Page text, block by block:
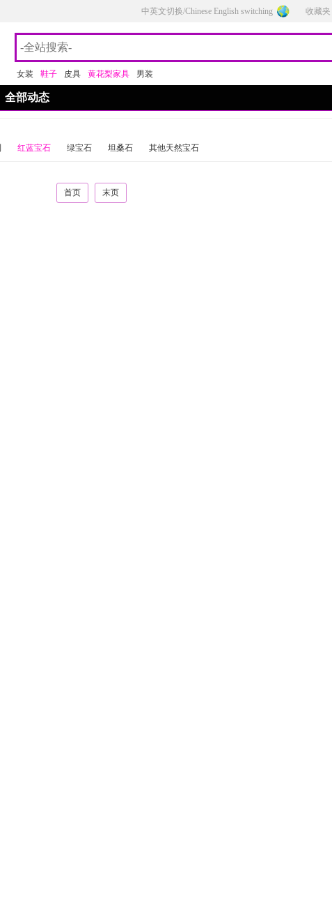
中英文切换/Chinese English switching 收藏夹
女装 鞋子 皮具 黄花梨家具 男装
全部动态
红蓝宝石 绿宝石 坦桑石 其他天然宝石
首页 末页